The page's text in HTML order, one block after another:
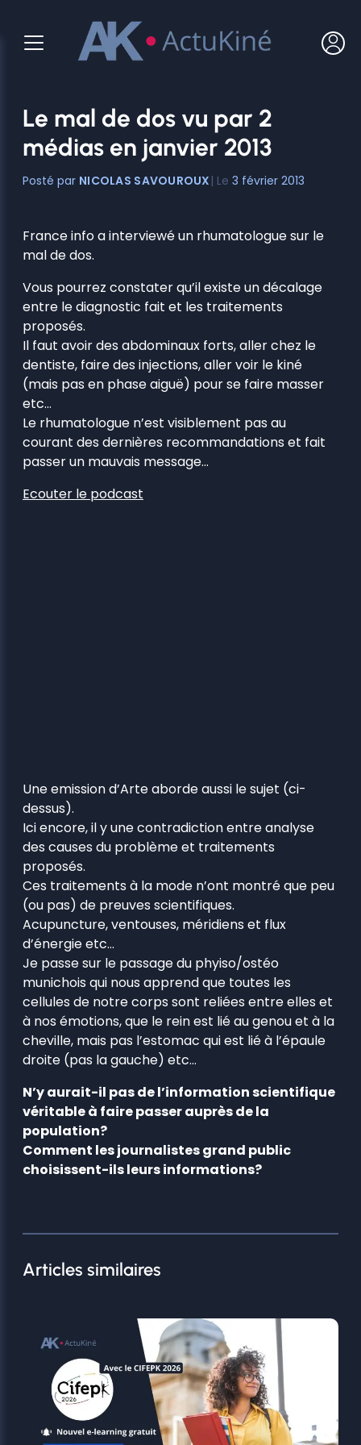
contenu
Le mal de dos vu par 2
médias en janvier 2013
NICOLAS SAVOUROUX 3 février 2013
France info a interviewé un rhumatologue sur le
mal de dos.
Vous pourrez constater qu’il existe un décalage
entre le diagnostic fait et les traitements
proposés.
Il faut avoir des abdominaux forts, aller chez le
dentiste, faire des injections, aller voir le kiné
(mais pas en phase aiguë) pour se faire masser
etc…
Le rhumatologue n’est visiblement pas au
courant des dernières recommandations et fait
passer un mauvais message…
Ecouter le podcast
Une emission d’Arte aborde aussi le sujet (ci-
dessus).
Ici encore, il y une contradiction entre analyse
des causes du problème et traitements
proposés.
Ces traitements à la mode n’ont montré que peu
(ou pas) de preuves scientifiques.
Acupuncture, ventouses, méridiens et flux
d’énergie etc…
Je passe sur le passage du phyiso/ostéo
munichois qui nous apprend que toutes les
cellules de notre corps sont reliées entre elles et
à nos émotions, que le rein est lié au genou et à la
cheville, mais pas l’estomac qui est lié à l’épaule
droite (pas la gauche) etc…
N’y aurait-il pas de l’information scientifique
véritable à faire passer auprès de la
population?
Comment les journalistes grand public
choisissent-ils leurs informations?
Articles similaires